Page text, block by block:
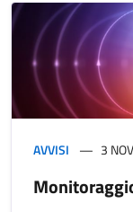
AVVISI 3